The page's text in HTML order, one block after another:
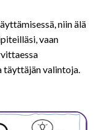
niin älä
vaan
täyttäjän valintoja.